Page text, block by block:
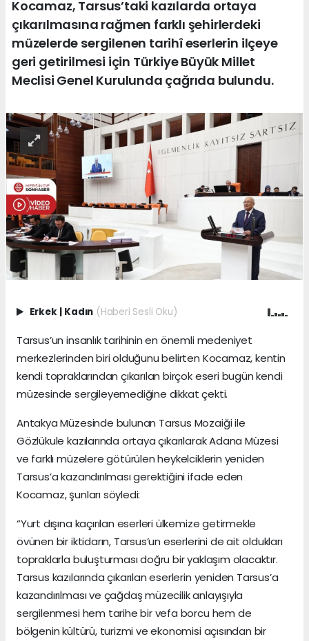
Kocamaz, Tarsus’taki kazılarda ortaya
çıkarılmasına rağmen farklı şehirlerdeki
müzelerde sergilenen tarihî eserlerin ilçeye
geri getirilmesi için Türkiye Büyük Millet
Meclisi Genel Kurulunda çağrıda bulundu.
Erkek | Kadın (Haberi Sesli Oku)
Tarsus’un insanlık tarihinin en önemli medeniyet
merkezlerinden biri olduğunu belirten Kocamaz, kentin
kendi topraklarından çıkarılan birçok eseri bugün kendi
müzesinde sergileyemediğine dikkat çekti.
Antakya Müzesinde bulunan Tarsus Mozaiği ile
Gözlükule kazılarında ortaya çıkarılarak Adana Müzesi
ve farklı müzelere götürülen heykelciklerin yeniden
Tarsus’a kazandırılması gerektiğini ifade eden
Kocamaz, şunları söyledi:
“Yurt dışına kaçırılan eserleri ülkemize getirmekle
övünen bir iktidarın, Tarsus’un eserlerini de ait oldukları
topraklarla buluşturması doğru bir yaklaşım olacaktır.
Tarsus kazılarında çıkarılan eserlerin yeniden Tarsus’a
kazandırılması ve çağdaş müzecilik anlayışıyla
sergilenmesi hem tarihe bir vefa borcu hem de
bölgenin kültürü, turizmi ve ekonomisi açısından bir